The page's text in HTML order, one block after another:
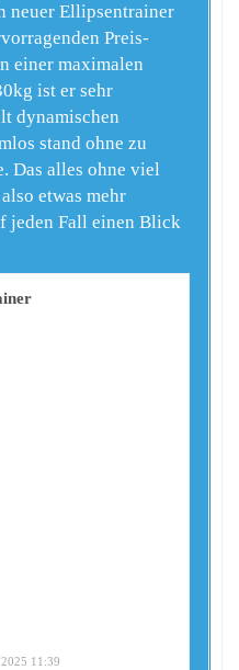
neuer Ellipsentrainer
Preis-
einer maximalen
ist er sehr
dynamischen
stand ohne zu
Das alles ohne viel
etwas mehr
jeden Fall einen Blick
11:39